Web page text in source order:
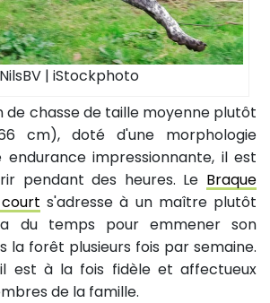
NilsBV | iStockphoto
de chasse de taille moyenne plutôt
cm), doté d'une morphologie
endurance impressionnante, il est
pendant des heures. Le Braque
s'adresse à un maître plutôt
du temps pour emmener son
la forêt plusieurs fois par semaine.
est à la fois fidèle et affectueux
de la famille.